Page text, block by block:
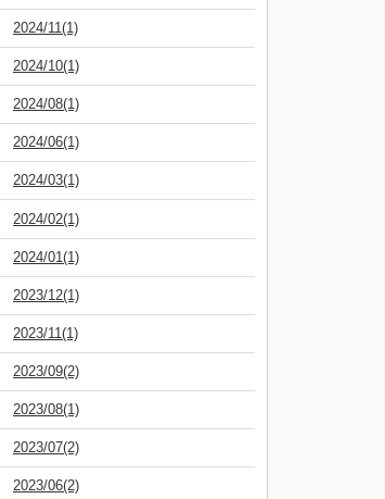
2024/11(1)
2024/10(1)
2024/08(1)
2024/06(1)
2024/03(1)
2024/02(1)
2024/01(1)
2023/12(1)
2023/11(1)
2023/09(2)
2023/08(1)
2023/07(2)
2023/06(2)